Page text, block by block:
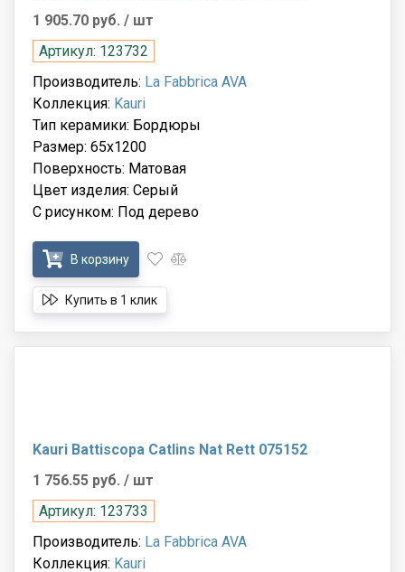
1 905.70 руб. / шт
Артикул: 123732
Производитель: La Fabbrica AVA
Коллекция: Kauri
Тип керамики: Бордюры
Размер: 65x1200
Поверхность: Матовая
Цвет изделия: Серый
С рисунком: Под дерево
В корзину
Купить в 1 клик
Kauri Battiscopa Catlins Nat Rett 075152
1 756.55 руб. / шт
Артикул: 123733
Производитель: La Fabbrica AVA
Коллекция: Kauri